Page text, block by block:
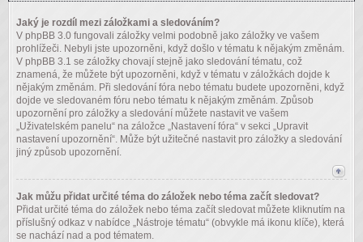
Jaký je rozdíl mezi záložkami a sledováním?
V phpBB 3.0 fungovali záložky velmi podobně jako záložky ve vašem
prohlížeči. Nebyli jste upozorněni, když došlo v tématu k nějakým změnám.
V phpBB 3.1 se záložky chovají stejně jako sledování tématu, což
znamená, že můžete být upozorněni, když v tématu v záložkách dojde k
nějakým změnám. Při sledování fóra nebo tématu budete upozorněni, když
dojde ve sledovaném fóru nebo tématu k nějakým změnám. Způsob
upozornění pro záložky a sledování můžete nastavit ve vašem
„Uživatelském panelu“ na záložce „Nastavení fóra“ v sekci „Upravit
nastavení upozornění“. Může být užitečné nastavit pro záložky a sledování
jiný způsob upozornění.
Jak můžu přidat určité téma do záložek nebo téma začít sledovat?
Přidat určité téma do záložek nebo téma začít sledovat můžete kliknutím na
příslušný odkaz v nabídce „Nástroje tématu“ (obvykle má ikonu klíče), která
se nachází nad a pod tématem.